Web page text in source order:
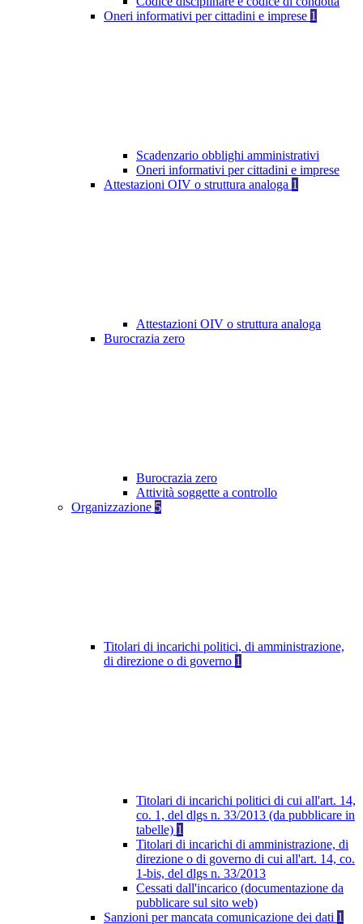
Oneri informativi per cittadini e imprese 1
Scadenzario obblighi amministrativi
Oneri informativi per cittadini e imprese
Attestazioni OIV o struttura analoga 1
Attestazioni OIV o struttura analoga
Burocrazia zero
Burocrazia zero
Attività soggette a controllo
Organizzazione 5
Titolari di incarichi politici, di amministrazione,
di direzione o di governo 1
Titolari di incarichi politici di cui all'art. 14,
co. 1, del dlgs n. 33/2013 (da pubblicare in
tabelle) 1
Titolari di incarichi di amministrazione, di
direzione o di governo di cui all'art. 14, co.
1-bis, del dlgs n. 33/2013
Cessati dall'incarico (documentazione da
pubblicare sul sito web)
Sanzioni per mancata comunicazione dei dati 1